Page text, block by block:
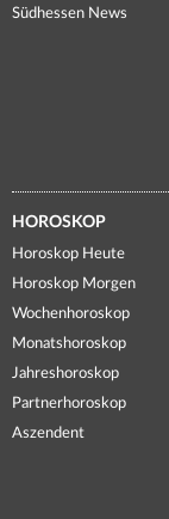
Südhessen News
HOROSKOP
Horoskop Heute
Horoskop Morgen
Wochenhoroskop
Monatshoroskop
Jahreshoroskop
Partnerhoroskop
Aszendent